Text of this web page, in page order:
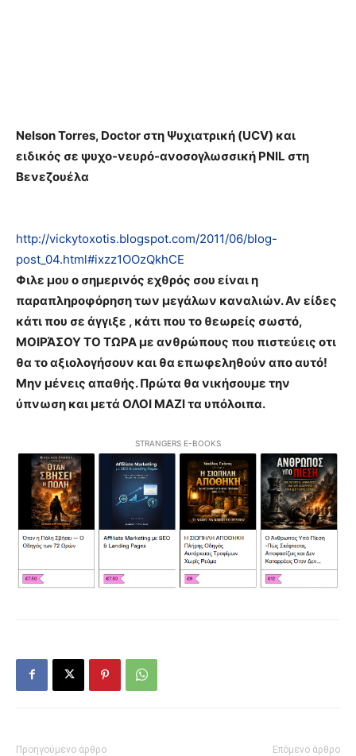
Nelson Torres, Doctor στη Ψυχιατρική (UCV) και
ειδικός σε ψυχο-νευρό-ανοσογλωσσική PNIL στη
Βενεζουέλα
http://vickytoxotis.blogspot.com/2011/06/blog-
post_04.html#ixzz1OOzQkhCE
Φιλε μου ο σημερινός εχθρός σου είναι η
παραπληροφόρηση των μεγάλων καναλιών. Αν είδες
κάτι που σε άγγιξε , κάτι που το θεωρείς σωστό,
ΜΟΙΡΆΣΟΥ ΤΟ ΤΩΡΑ με ανθρώπους που πιστεύεις οτι
θα το αξιολογήσουν και θα επωφεληθούν απο αυτό!
Μην μένεις απαθής. Πρώτα θα νικήσουμε την
ύπνωση και μετά ΟΛΟΙ ΜΑΖΙ τα υπόλοιπα.
STRANGERS E-BOOKS
Προηγούμενο άρθρο Επόμενο άρθρο